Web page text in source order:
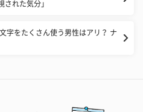
れた気分」
字をたくさん使う男性はアリ？ ナ